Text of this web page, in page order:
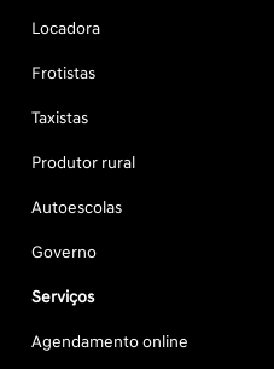
Locadora
Frotistas
Taxistas
Produtor rural
Autoescolas
Governo
Serviços
Agendamento online